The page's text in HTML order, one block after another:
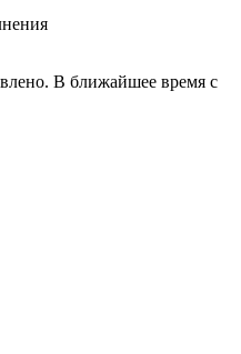
В ближайшее время с